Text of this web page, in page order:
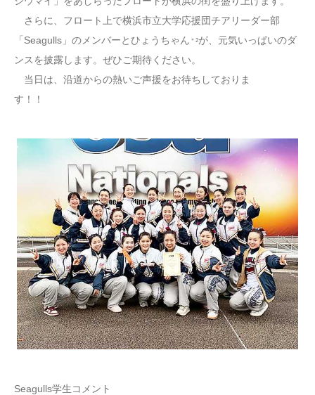
さらに、フロート上で横浜市立大学応援団チアリーダー部
「Seagulls」のメンバーとひょうちゃん ＊2が、元気いっぱいのダ
ンスを披露します。ぜひご期待ください。
当日は、沿道からの熱いご声援をお待ちしておりま
す！！
Seagulls学生コメント